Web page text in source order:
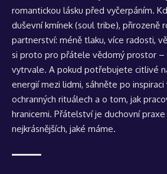
romantickou lásku před vyčerpáním.
duševní kmínek (soul tribe), přirozeně
partnerství: méně tlaku, více radosti,
si proto pro přátele vědomý prostor –
vytrvale. A pokud potřebujete citlivé
energií mezi lidmi, sáhněte po inspiraci
ochranných rituálech a o tom, jak
hranicemi. Přátelství je duchovní
nejkrásnějších, jaké máme.